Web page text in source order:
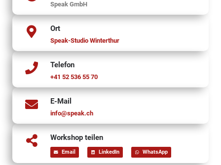
Speak GmbH
Ort
Speak-Studio Winterthur
Telefon
+41 52 536 55 70
E-Mail
info@speak.ch
Workshop teilen
Email LinkedIn WhatsApp